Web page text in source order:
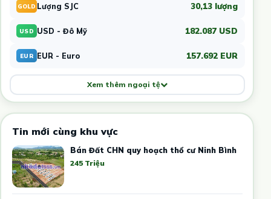
GOLD Lượng SJC 30,13 lượng
USD USD - Đô Mỹ 182.087 USD
EUR EUR - Euro 157.692 EUR
Xem thêm ngoại tệ
Tin mới cùng khu vực
Bán Đất CHN quy hoạch thổ cư Ninh Bình
245 Triệu